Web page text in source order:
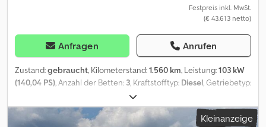
Festpreis inkl. MwSt.
(€ 43.613 netto)
Anfragen Anrufen
Zustand:gebraucht, Kilometerstand:1.560 km, Leistung:103 kW
(140,04 PS), Anzahl der Betten: 3, Kraftstofftyp: Diesel, Getriebetyp:
, Erstzulassung:
5.985 mm, Gesamtbreite:2.050 mm, Gesamthöhe:2.670 mm,
Achsen-Konfiguration: 2 Achsen, Emissionsklasse:Euro6,
Kleinanzeige